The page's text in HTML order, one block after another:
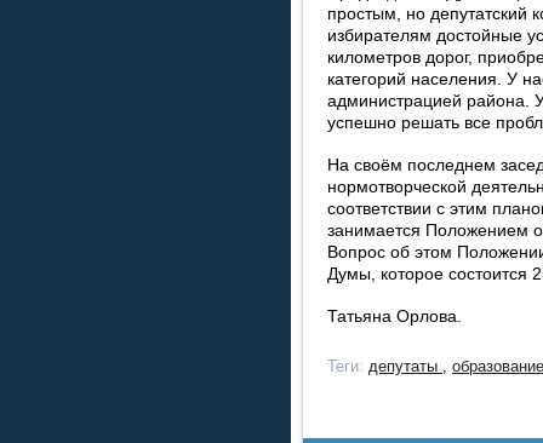
простым, но депутатский
избирателям достойные
километров дорог,
категорий населения. У
администрацией района.
успешно решать все
На своём последнем
нормотворческой
соответствии с этим
занимается Положением
Вопрос об этом
Думы, которое состоится
Татьяна Орлова.
Теги: депутаты ,